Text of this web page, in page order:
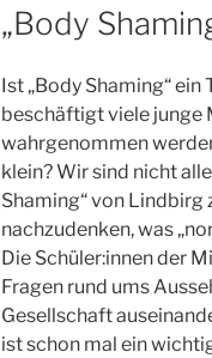
„Body
Ist „Body Shaming“ ein
beschäftigt viele junge
wahrgenommen
klein? Wir sind nicht
Shaming“ von Lindbirg
nachzudenken, was
Die Schüler:innen der
Fragen rund ums
Gesellschaft
ist schon mal ein